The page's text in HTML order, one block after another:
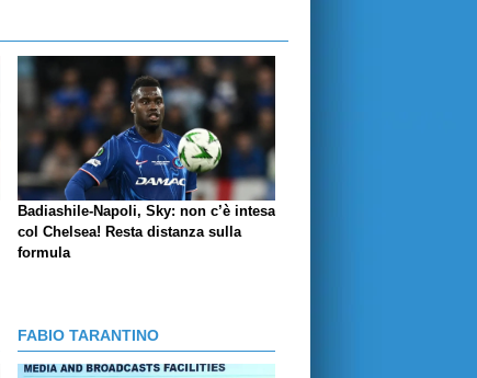
Badiashile-Napoli, Sky: non c’è intesa
col Chelsea! Resta distanza sulla
formula
FABIO TARANTINO